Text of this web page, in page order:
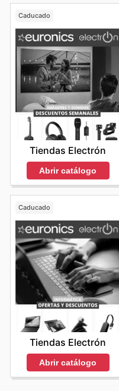
Caducado
Tiendas Electrón
Abrir catálogo
Caducado
Tiendas Electrón
Abrir catálogo